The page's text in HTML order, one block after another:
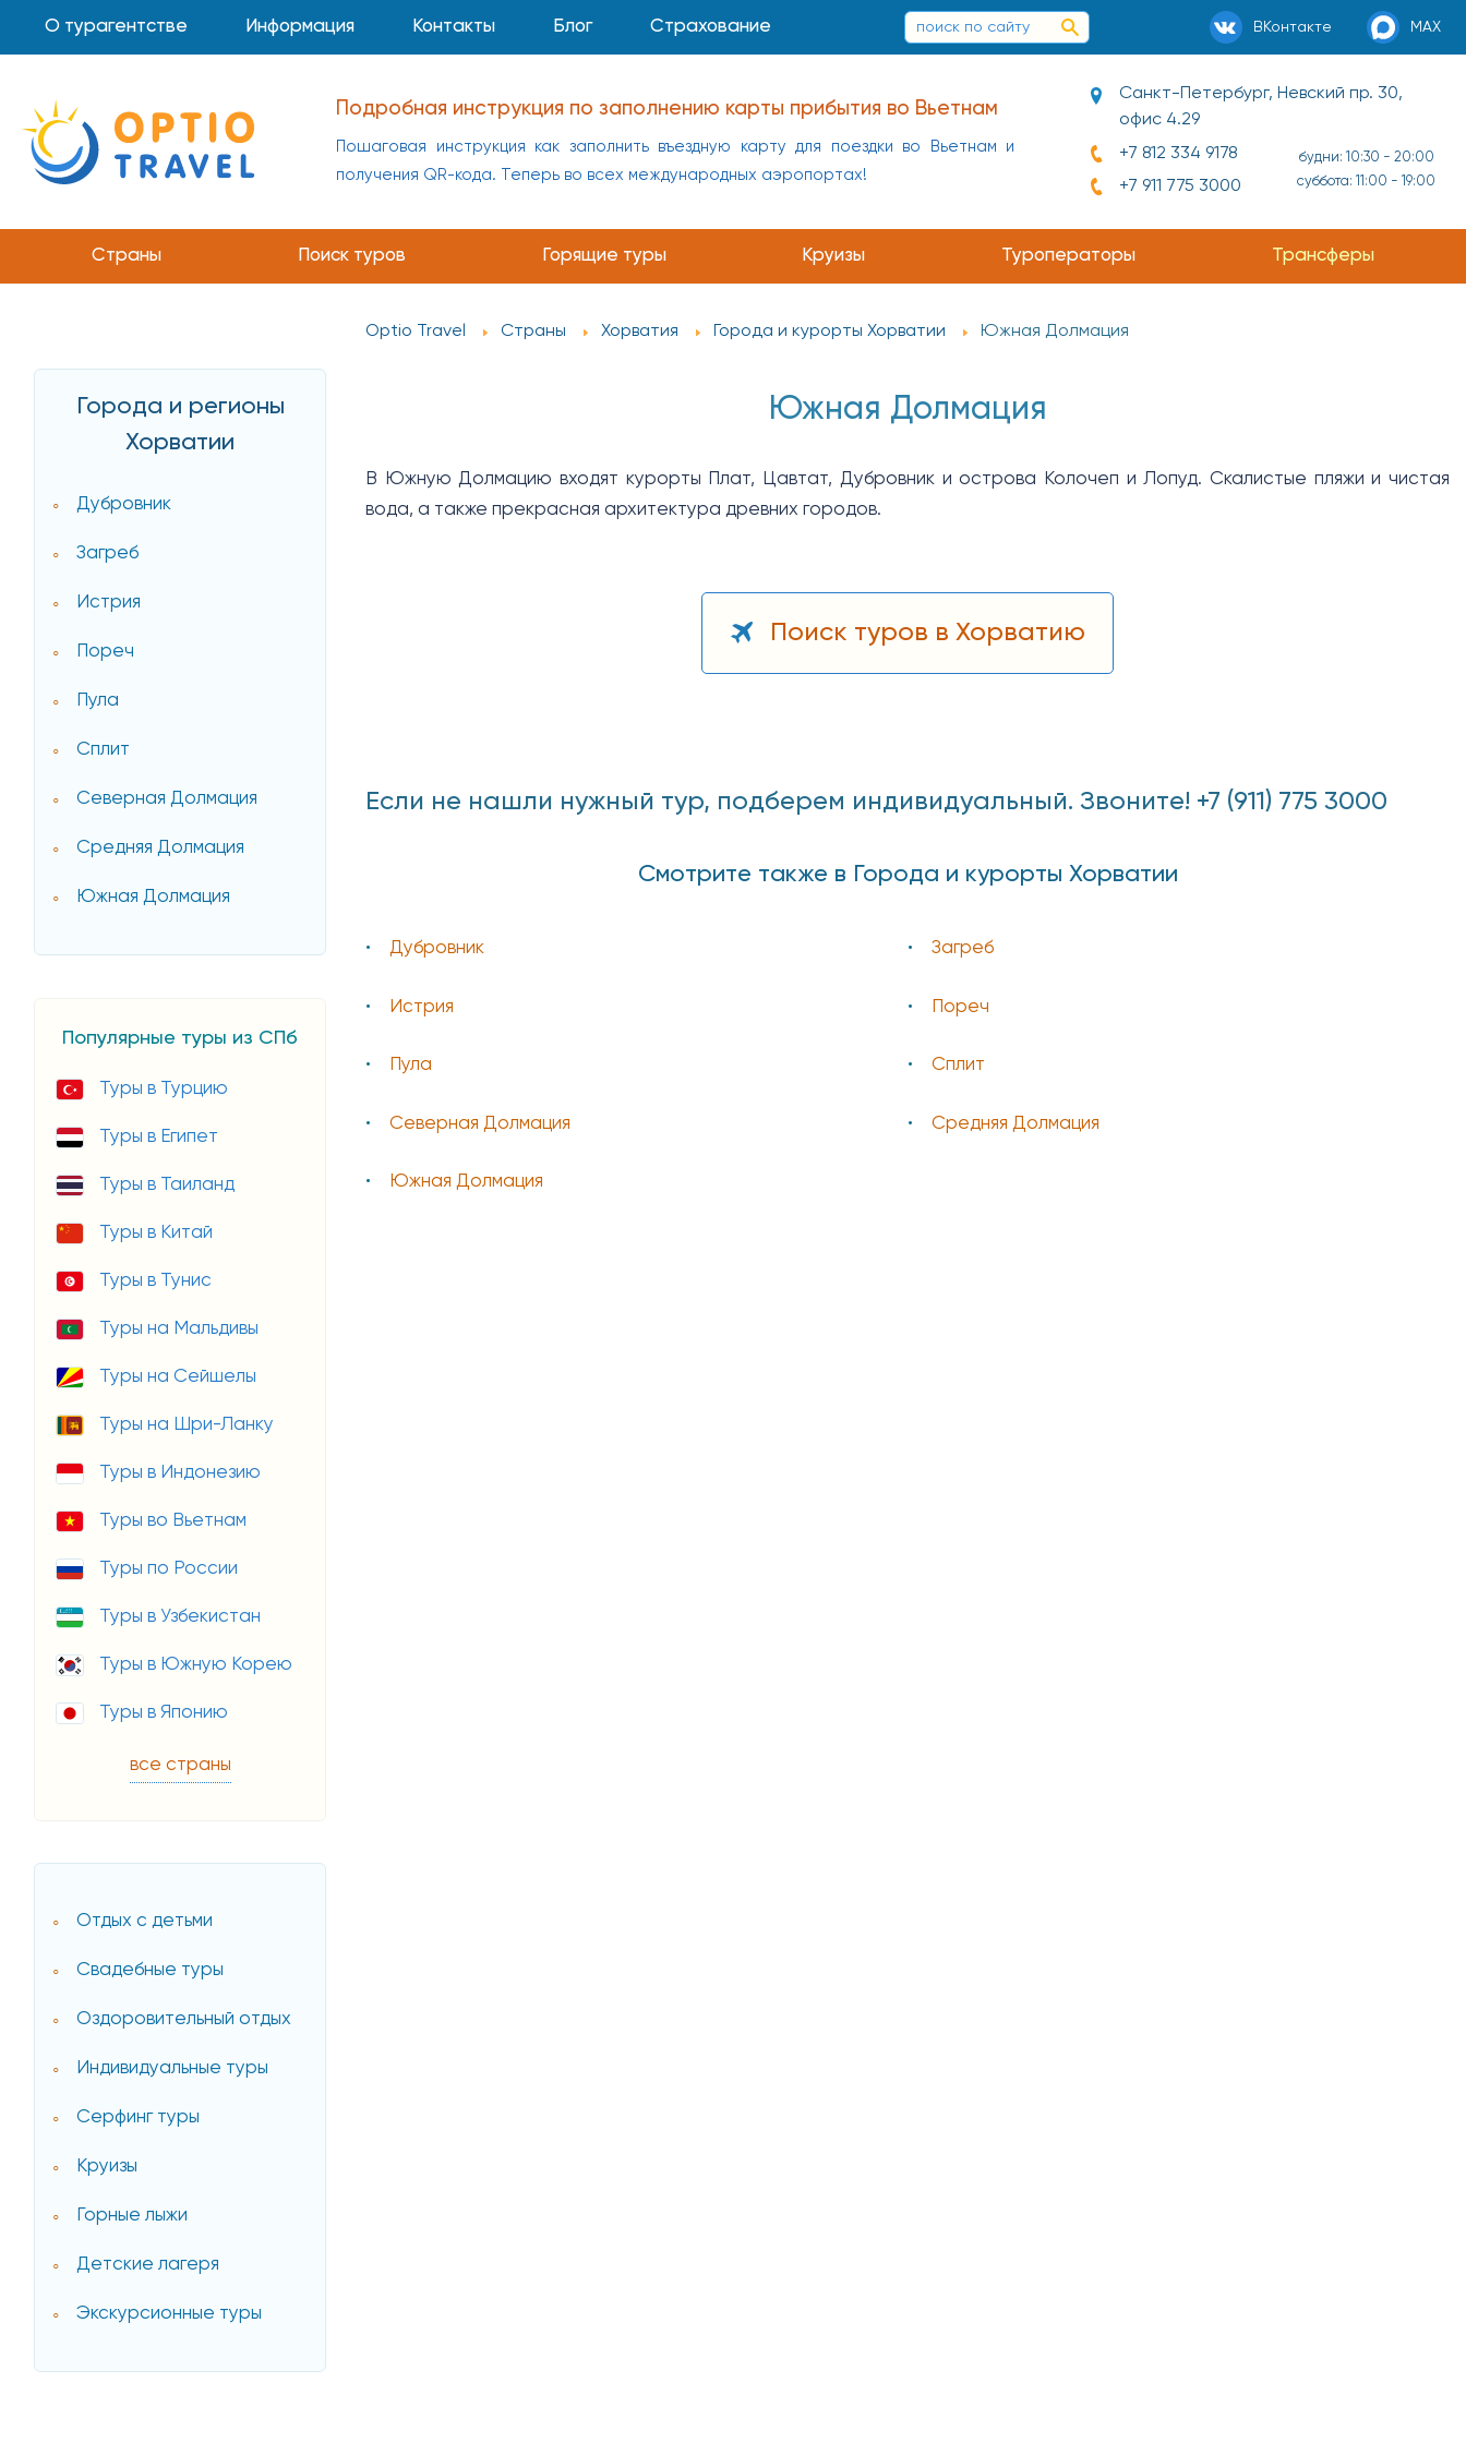
О турагентстве Информация Контакты Блог Страхование ВКонтакте MAX
Подробная инструкция по заполнению карты прибытия во Вьетнам
Пошаговая инструкция как заполнить въездную карту для поездки во Вьетнам и
получения QR-кода. Теперь во всех международных аэропортах!
Санкт-Петербург, Невский пр. 30,
офис 4.29
+7 812 334 9178
+7 911 775 3000
будни: 10:30 - 20:00
суббота: 11:00 - 19:00
Страны Поиск туров Горящие туры Круизы Туроператоры Трансферы
Города и регионы
Хорватии
Дубровник
Загреб
Истрия
Пореч
Пула
Сплит
Северная Долмация
Средняя Долмация
Южная Долмация
Популярные туры из СПб
Туры в Турцию
Туры в Египет
Туры в Таиланд
Туры в Китай
Туры в Тунис
Туры на Мальдивы
Туры на Сейшелы
Туры на Шри-Ланку
Туры в Индонезию
Туры во Вьетнам
Туры по России
Туры в Узбекистан
Туры в Южную Корею
Туры в Японию
все страны
Отдых с детьми
Свадебные туры
Оздоровительный отдых
Индивидуальные туры
Серфинг туры
Круизы
Горные лыжи
Детские лагеря
Экскурсионные туры
Optio Travel Страны Хорватия Города и курорты Хорватии Южная Долмация
Южная Долмация
В Южную Долмацию входят курорты Плат, Цавтат, Дубровник и острова Колочеп и Лопуд. Скалистые пляжи и чистая
вода, а также прекрасная архитектура древних городов.
Поиск туров в Хорватию
Если не нашли нужный тур, подберем индивидуальный. Звоните! +7 (911) 775 3000
Смотрите также в Города и курорты Хорватии
Дубровник Загреб
Истрия Пореч
Пула Сплит
Северная Долмация Средняя Долмация
Южная Долмация